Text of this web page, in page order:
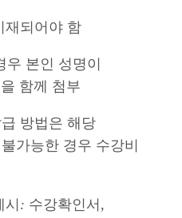
재되어야 함
본인 성명이
함께 첨부
방법은 해당
불가능한 경우 수강비
: 수강확인서 ,